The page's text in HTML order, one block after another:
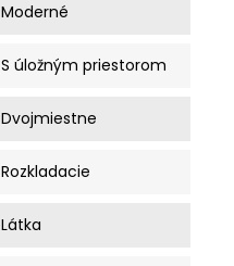
Moderné
S úložným priestorom
Dvojmiestne
Rozkladacie
Látka